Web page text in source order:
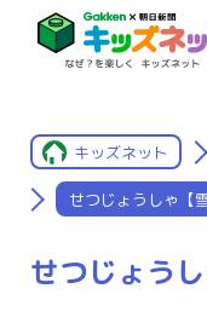
キッズネット
せつじょうしゃ【
せつじょう